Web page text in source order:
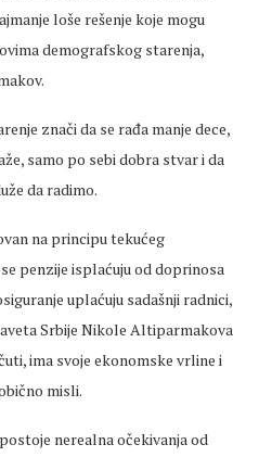
loše rešenje koje mogu
demografskog starenja,
znači da se rađa manje dece,
samo po sebi dobra stvar i da
da radimo.
na principu tekućeg
penzije isplaćuju od doprinosa
uplaćuju sadašnji radnici,
Srbije Nikole Altiparmakova
ima svoje ekonomske vrline i
misli.
nerealna očekivanja od